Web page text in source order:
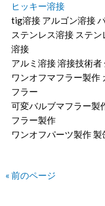
ヒッキー溶接
tig溶接 アルゴン溶接
ステンレス溶接 ステ
溶接
アルミ溶接 溶接技術
ワンオフマフラー製作
フラー
可変バルブマフラー製
フラー製作
ワンオフパーツ製作
« 前のページ